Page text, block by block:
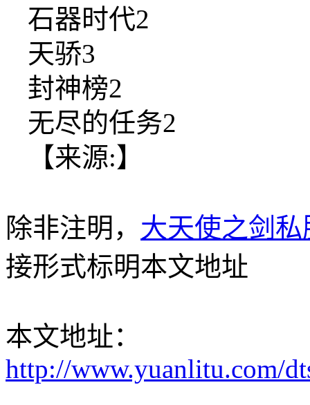
石器时代2
天骄3
封神榜2
无尽的任务2
【来源:】
除非注明， 大天使之剑私
接形式标明本文地址
本文地址：
http://www.yuanlitu.com/